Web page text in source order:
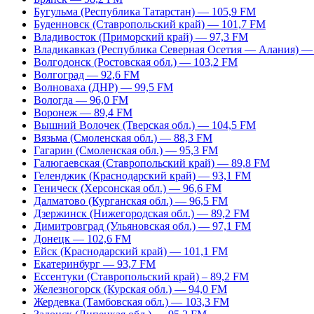
Бугульма (Республика Татарстан) — 105,9 FM
Буденновск (Ставропольский край) — 101,7 FM
Владивосток (Приморский край) — 97,3 FM
Владикавказ (Республика Северная Осетия — Алания)
Волгодонск (Ростовская обл.) — 103,2 FM
Волгоград — 92,6 FM
Волноваха (ДНР) — 99,5 FM
Вологда — 96,0 FM
Воронеж — 89,4 FM
Вышний Волочек (Тверская обл.) — 104,5 FM
Вязьма (Смоленская обл.) — 88,3 FM
Гагарин (Смоленская обл.) — 95,3 FM
Галюгаевская (Ставропольский край) — 89,8 FM
Геленджик (Краснодарский край) — 93,1 FM
Геническ (Херсонская обл.) — 96,6 FM
Далматово (Курганская обл.) — 96,5 FM
Дзержинск (Нижегородская обл.) — 89,2 FM
Димитровград (Ульяновская обл.) — 97,1 FM
Донецк — 102,6 FM
Ейск (Краснодарский край) — 101,1 FM
Екатеринбург — 93,7 FM
Ессентуки (Ставропольский край) – 89,2 FM
Железногорск (Курская обл.) — 94,0 FM
Жердевка (Тамбовская обл.) — 103,3 FM